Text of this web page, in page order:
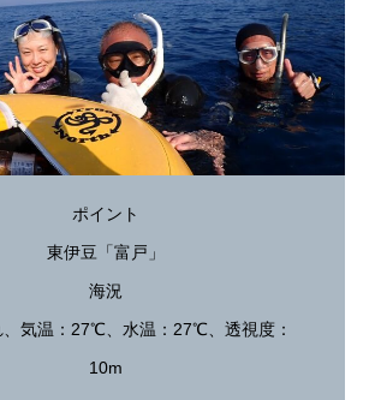
ポイント
東伊豆「富戸」
海況
、気温：27℃、水温：27℃、透視度：
10m